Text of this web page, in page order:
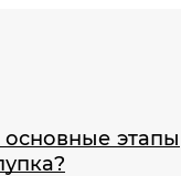
этапы